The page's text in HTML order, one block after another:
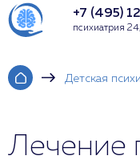
+7 (495)
психиатрия
Детская
Лечение